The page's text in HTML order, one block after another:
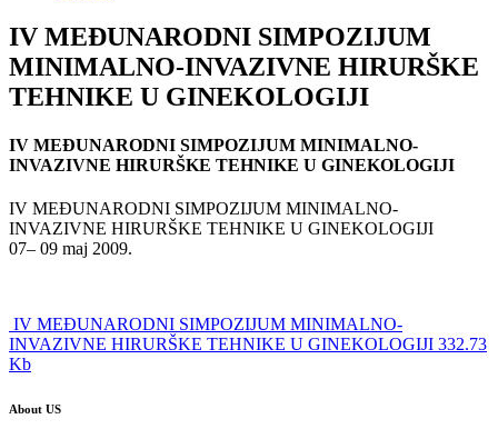
IV MEĐUNARODNI SIMPOZIJUM
MINIMALNO-INVAZIVNE HIRURŠKE
TEHNIKE U GINEKOLOGIJI
IV MEĐUNARODNI SIMPOZIJUM MINIMALNO-
INVAZIVNE HIRURŠKE TEHNIKE U GINEKOLOGIJI
IV MEĐUNARODNI SIMPOZIJUM MINIMALNO-
INVAZIVNE HIRURŠKE TEHNIKE U GINEKOLOGIJI
07– 09 maj 2009.
IV MEĐUNARODNI SIMPOZIJUM MINIMALNO-
INVAZIVNE HIRURŠKE TEHNIKE U GINEKOLOGIJI 332.73
Kb
About US